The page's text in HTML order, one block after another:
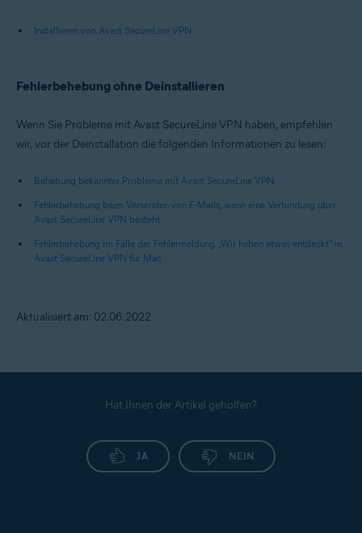
Installieren von Avast SecureLine VPN
Fehlerbehebung ohne Deinstallieren
Wenn Sie Probleme mit Avast SecureLine VPN haben, empfehlen
wir, vor der Deinstallation die folgenden Informationen zu lesen:
Behebung bekannter Probleme mit Avast SecureLine VPN
Fehlerbehebung beim Versenden von E-Mails, wenn eine Verbindung über
Avast SecureLine VPN besteht
Fehlerbehebung im Falle der Fehlermeldung „Wir haben etwas entdeckt“ in
Avast SecureLine VPN für Mac
Aktualisiert am: 02.06.2022
Hat Ihnen der Artikel geholfen?
JA NEIN